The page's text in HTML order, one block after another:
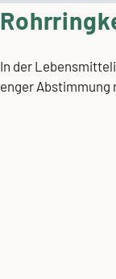
In der
enger Abstimmung